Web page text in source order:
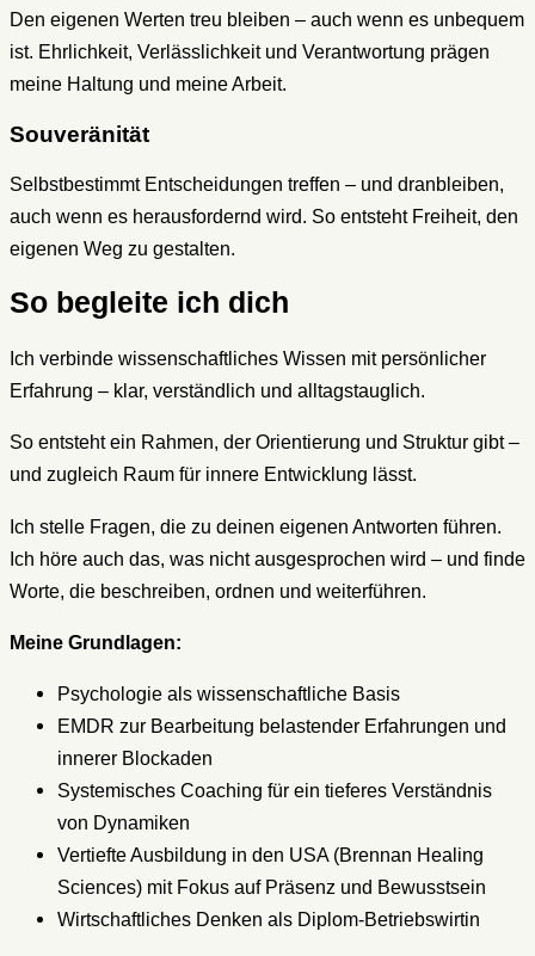
Den eigenen Werten treu bleiben – auch wenn es unbequem
ist. Ehrlichkeit, Verlässlichkeit und Verantwortung prägen
meine Haltung und meine Arbeit.
Souveränität
Selbstbestimmt Entscheidungen treffen – und dranbleiben,
auch wenn es herausfordernd wird. So entsteht Freiheit, den
eigenen Weg zu gestalten.
So begleite ich dich
Ich verbinde wissenschaftliches Wissen mit persönlicher
Erfahrung – klar, verständlich und alltagstauglich.
So entsteht ein Rahmen, der Orientierung und Struktur gibt –
und zugleich Raum für innere Entwicklung lässt.
Ich stelle Fragen, die zu deinen eigenen Antworten führen.
Ich höre auch das, was nicht ausgesprochen wird – und finde
Worte, die beschreiben, ordnen und weiterführen.
Meine Grundlagen:
Psychologie als wissenschaftliche Basis
EMDR zur Bearbeitung belastender Erfahrungen und
innerer Blockaden
Systemisches Coaching für ein tieferes Verständnis
von Dynamiken
Vertiefte Ausbildung in den USA (Brennan Healing
Sciences) mit Fokus auf Präsenz und Bewusstsein
Wirtschaftliches Denken als Diplom-Betriebswirtin